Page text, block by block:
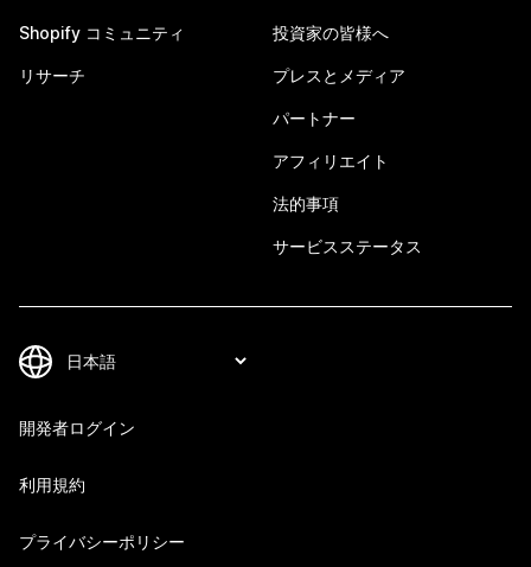
Shopify コミュニティ
リサーチ
投資家の皆様へ
プレスとメディア
パートナー
アフィリエイト
法的事項
サービスステータス
開発者ログイン
利用規約
プライバシーポリシー